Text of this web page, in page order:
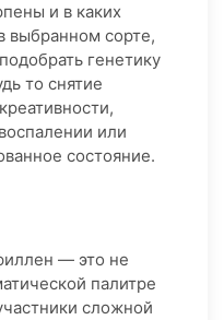
и в каких
выбранном сорте,
генетику
то снятие
или
состояние.
— это не
палитре
сложной